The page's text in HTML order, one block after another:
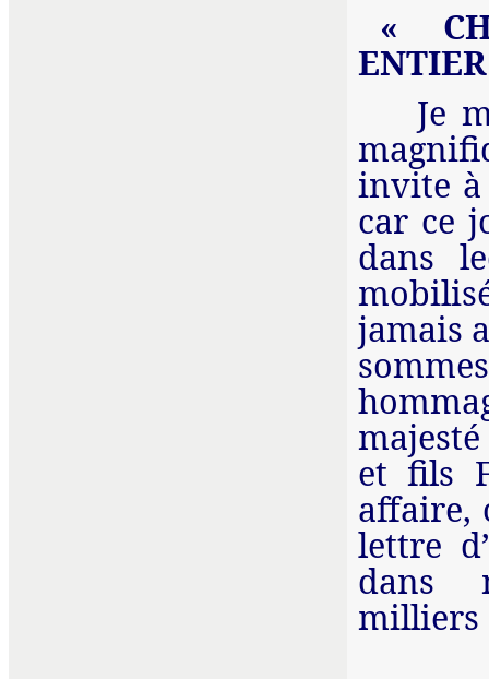
«
ENTIER
Je
invite à
car ce
dans
jamais
et fils
affaire,
lettre
dans
milliers